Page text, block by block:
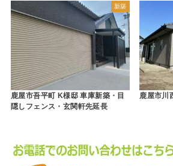
新築
鹿屋市吾平町 K様邸 車庫新築・目
隠しフェンス・玄関軒先延長
鹿屋市